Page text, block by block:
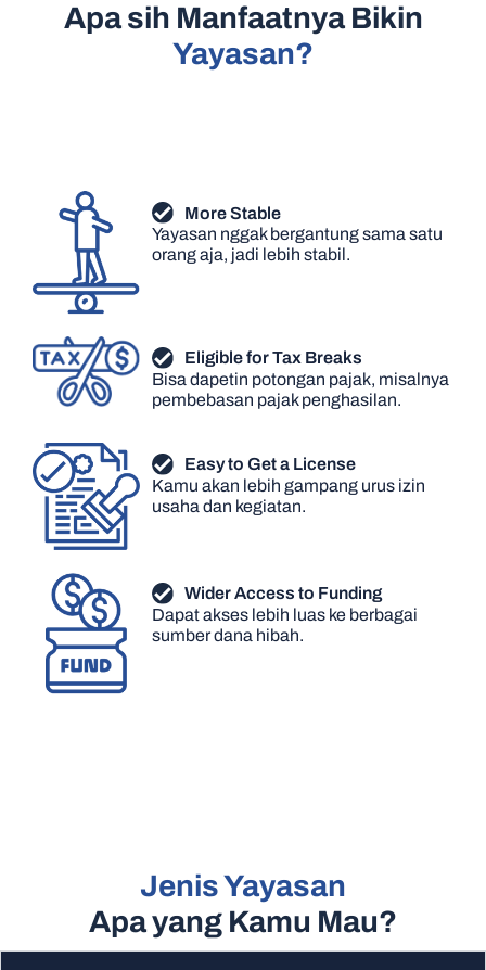
Apa sih Manfaatnya Bikin
Yayasan?
More Stable
Yayasan nggak bergantung sama satu
orang aja, jadi lebih stabil.
Eligible for Tax Breaks
Bisa dapetin potongan pajak, misalnya
pembebasan pajak penghasilan.
Easy to Get a License
Kamu akan lebih gampang urus izin
usaha dan kegiatan.
Wider Access to Funding
Dapat akses lebih luas ke berbagai
sumber dana hibah.
Jenis Yayasan
Apa yang Kamu Mau?